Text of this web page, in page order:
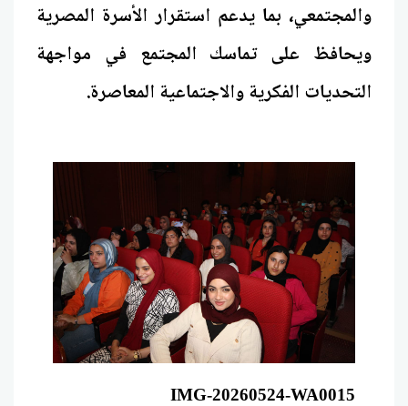
والمجتمعي، بما يدعم استقرار الأسرة المصرية
ويحافظ على تماسك المجتمع في مواجهة
التحديات الفكرية والاجتماعية المعاصرة.
IMG-20260524-WA0015